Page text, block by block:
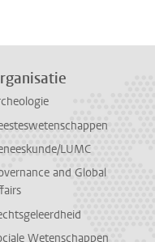
LUMC
and Global
Wetenschappen